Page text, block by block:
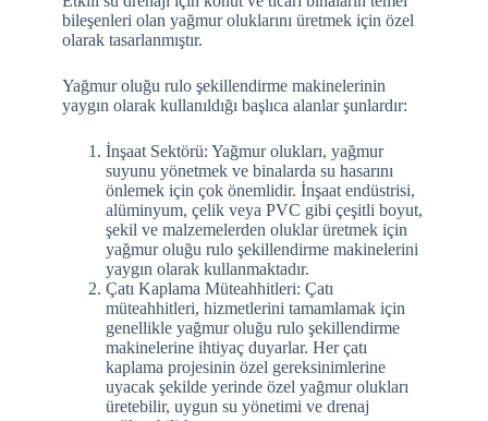
bileşenleri olan yağmur oluklarını üretmek için özel
olarak tasarlanmıştır.
Yağmur oluğu rulo şekillendirme makinelerinin
yaygın olarak kullanıldığı başlıca alanlar şunlardır:
İnşaat Sektörü: Yağmur olukları, yağmur
suyunu yönetmek ve binalarda su hasarını
önlemek için çok önemlidir. İnşaat endüstrisi,
alüminyum, çelik veya PVC gibi çeşitli boyut,
şekil ve malzemelerden oluklar üretmek için
yağmur oluğu rulo şekillendirme makinelerini
yaygın olarak kullanmaktadır.
Çatı Kaplama Müteahhitleri: Çatı
müteahhitleri, hizmetlerini tamamlamak için
genellikle yağmur oluğu rulo şekillendirme
makinelerine ihtiyaç duyarlar. Her çatı
kaplama projesinin özel gereksinimlerine
uyacak şekilde yerinde özel yağmur olukları
üretebilir, uygun su yönetimi ve drenaj